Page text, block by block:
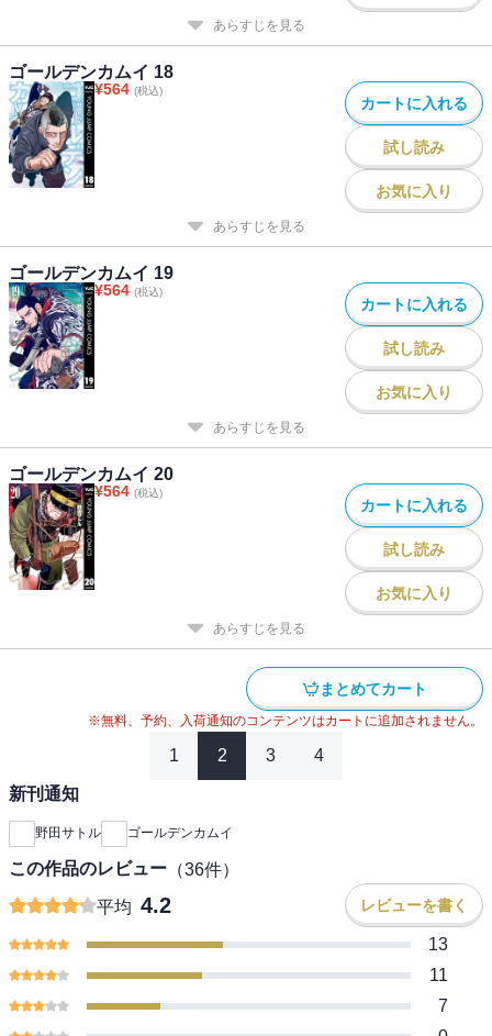
あらすじを見る
ゴールデンカムイ 18
¥564 (税込)
カートに入れる
試し読み
お気に入り
あらすじを見る
ゴールデンカムイ 19
¥564 (税込)
カートに入れる
試し読み
お気に入り
あらすじを見る
ゴールデンカムイ 20
¥564 (税込)
カートに入れる
試し読み
お気に入り
あらすじを見る
まとめてカート
※無料、予約、入荷通知のコンテンツはカートに追加されません。
1 2 3 4
新刊通知
野田サトル ゴールデンカムイ
この作品のレビュー （36件）
平均 4.2 レビューを書く
13
11
7